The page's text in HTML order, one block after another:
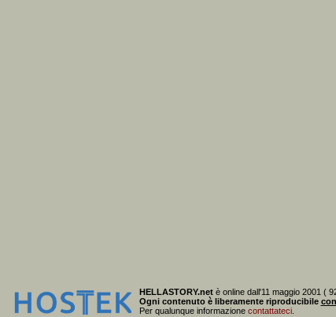
HELLASTORY.netè online dall'11 maggio 2001 (
Ogni contenuto è liberamente riproducibile
Per qualunque informazione contattateci.